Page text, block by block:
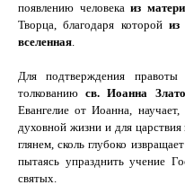
появлению человекаиз
Творца, благодаря которой из
вселенная.
Для подтверждения
толкованиюсв. Иоанна
Евангелие от Иоанна,
духовной жизни и для
глянем, сколь глубоко
пытаясь упразднить учение
святых.